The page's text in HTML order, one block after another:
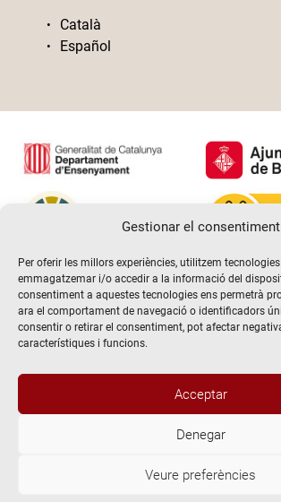
Gestionar el consentiment
Per oferir les millors experiències, utilitzem
emmagatzemar i/o accedir a la informació del
consentiment a aquestes tecnologies ens permetrà
ara el comportament de navegació o identificadors
consentir o retirar el consentiment, pot afectar
característiques i funcions.
Acceptar
Denegar
Veure preferències
Català
Español
@2026 Escola de teatre El Timbal. Tots els
Avís Legal